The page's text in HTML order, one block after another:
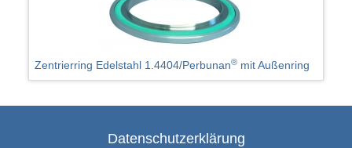
Zentrierring Edelstahl 1.4404/Perbunan® mit Außenring
Datenschutzerklärung